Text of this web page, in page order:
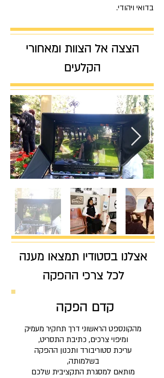
בדואי ויהודי.
הצצה אל הצוות ומאחורי
הקלעים
אצלנו בסטודיו תמצאו מענה
לכל צרכי ההפקה​​
קדם הפקה
מהקונספט הראשוני דרך תחקיר מעמיק
ומיפוי צרכים, כתיבת התסריט,
עריכת סטוריבורד ותכנון ההפקה
בשלמותה,
מותאם למסגרת התקציב​​​ית שלכם